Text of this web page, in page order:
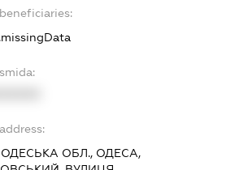
ОДЕСЬКА ОБЛ., ОДЕСА,